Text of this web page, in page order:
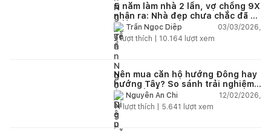
5 năm làm nhà 2 lần, vợ chồng 9X
nhận ra: Nhà đẹp chưa chắc đã dễ
sống!Trần Ngọc Diệp
03/03/2026,
9lượt thích | 10.164 lượt xem
Nên mua căn hộ hướng Đông hay
hướng Tây? So sánh trải nghiệm
thực tế để chọn đúng ngay từ
đầu
Nguyễn An Chi
12/02/2026,
11lượt thích | 5.641 lượt xem